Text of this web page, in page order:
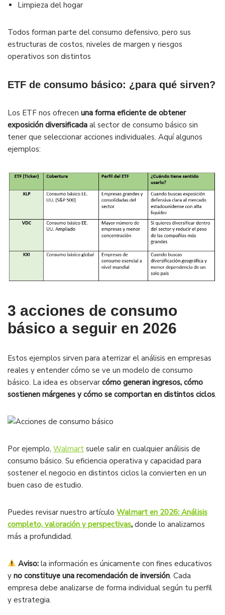
Limpieza del hogar
Todos forman parte del consumo defensivo, pero sus
estructuras de costos, niveles de margen y riesgos
operativos son distintos
ETF de consumo básico: ¿para qué sirven?
Los ETF nos ofrecen una forma eficiente de obtener
exposición diversificada al sector de consumo básico sin
tener que seleccionar acciones individuales. Aquí algunos
ejemplos:
3 acciones de consumo
básico a seguir en 2026
Estos ejemplos sirven para aterrizar el análisis en empresas
reales y entender cómo se ve un modelo de consumo
básico. La idea es observar cómo generan ingresos, cómo
sostienen márgenes y cómo se comportan en distintos ciclos.
Por ejemplo, Walmart suele salir en cualquier análisis de
consumo básico. Su eficiencia operativa y capacidad para
sostener el negocio en distintos ciclos la convierten en un
buen caso de estudio.
Puedes revisar nuestro artículo Walmart en 2026: Análisis
completo, valoración y perspectivas, donde lo analizamos
más a profundidad.
Aviso: la información es únicamente con fines educativos
y no constituye una recomendación de inversión. Cada
empresa debe analizarse de forma individual según tu perfil
y estrategia.